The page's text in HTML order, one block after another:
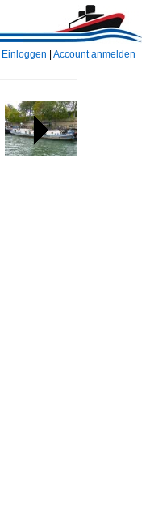
Einloggen Account anmelden